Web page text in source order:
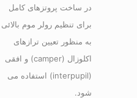
در ساخت پروتزهای کامل
برای تنظیم رولر موم بالائی
به منظور تعیین ترازهای
اکلوزال (camper) و افقی
(interpupil) استفاده می
شود.